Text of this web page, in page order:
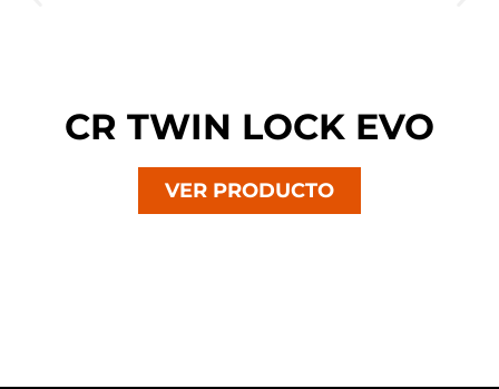
CR TWIN LOCK EVO
VER PRODUCTO